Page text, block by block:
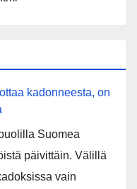
kadonneesta, on
Suomea
päivittäin. Välillä
vain